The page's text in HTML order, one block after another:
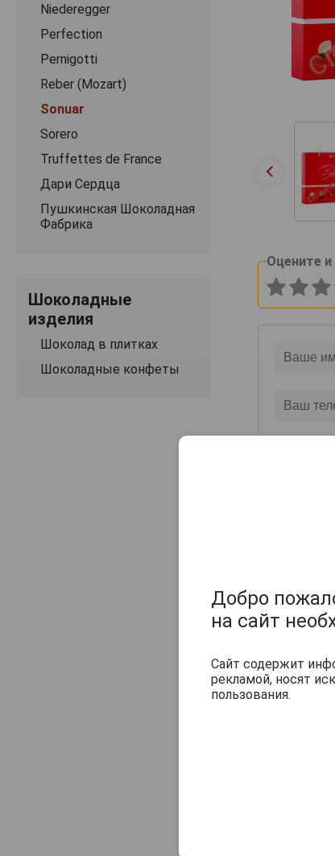
Niederegger
Perfection
Pernigotti
Reber (Mozart)
Sonuar
Sorero
Truffettes de France
Дари Сердца
Пушкинская Шоколадная
Фабрика
Шоколадные
изделия
Шоколад в плитках
Шоколадные конфеты
Оцените
Добро
на сайт
Сайт содержит
рекламой, носят
пользования.